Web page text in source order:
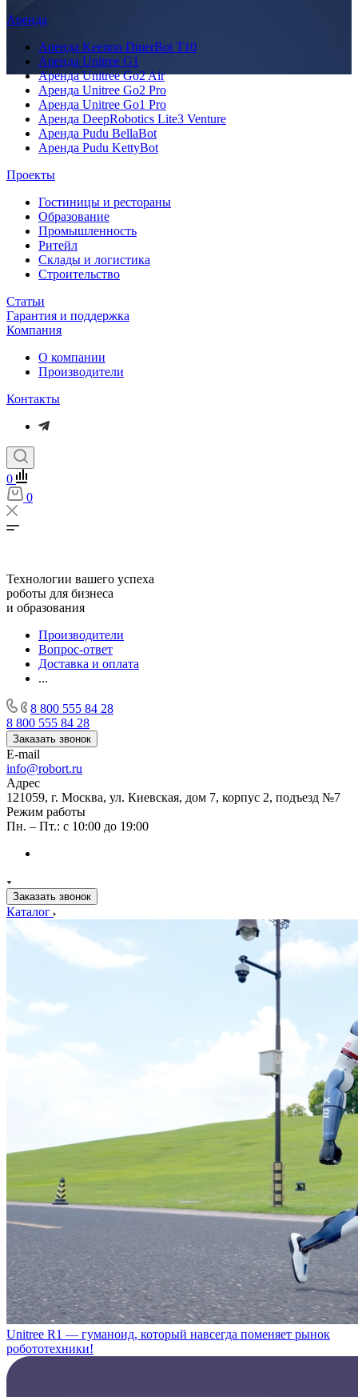
Аренда
Аренда Keenon DinerBot T10
Аренда Unitree G1
Аренда Unitree Go2 Air
Аренда Unitree Go2 Pro
Аренда Unitree Go1 Pro
Аренда DeepRobotics Lite3 Venture
Аренда Pudu BellaBot
Аренда Pudu KettyBot
Проекты
Гостиницы и рестораны
Образование
Промышленность
Ритейл
Склады и логистика
Строительство
Статьи
Гарантия и поддержка
Компания
О компании
Производители
Контакты
0
0
Технологии вашего успеха
роботы для бизнеса
и образования
Производители
Вопрос-ответ
Доставка и оплата
...
8 800 555 84 28
8 800 555 84 28
Заказать звонок
E-mail
info@robort.ru
Адрес
121059, г. Москва, ул. Киевская, дом 7, корпус 2, подъезд №7
Режим работы
Пн. – Пт.: с 10:00 до 19:00
Заказать звонок
Каталог
Unitree R1 — гуманоид, который навсегда поменяет рынок
робототехники!